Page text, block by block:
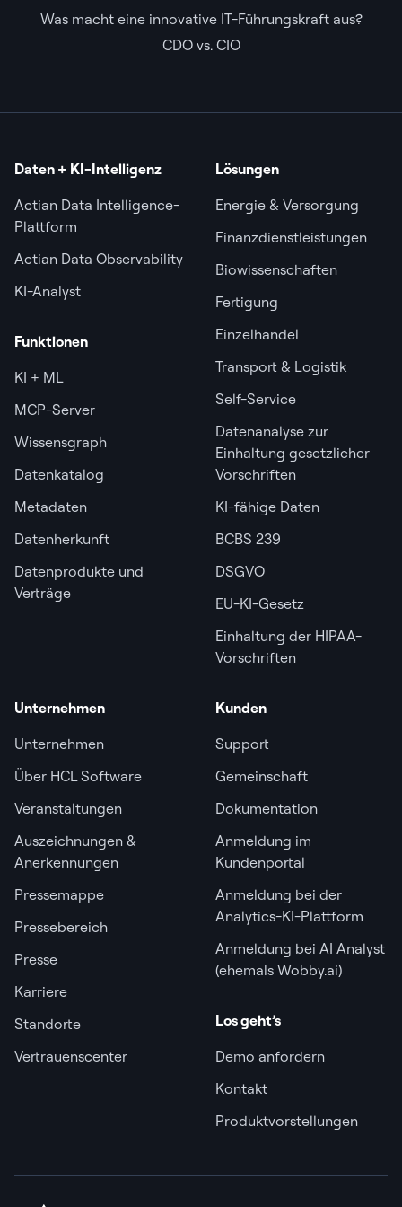
Was macht eine innovative IT-Führungskraft aus?
CDO vs. CIO
Daten + KI-Intelligenz
Actian Data Intelligence-
Plattform
Actian Data Observability
KI-Analyst
Funktionen
KI + ML
MCP-Server
Wissensgraph
Datenkatalog
Metadaten
Datenherkunft
Datenprodukte und
Verträge
Lösungen
Energie & Versorgung
Finanzdienstleistungen
Biowissenschaften
Fertigung
Einzelhandel
Transport & Logistik
Self-Service
Datenanalyse zur
Einhaltung gesetzlicher
Vorschriften
KI-fähige Daten
BCBS 239
DSGVO
EU-KI-Gesetz
Einhaltung der HIPAA-
Vorschriften
Unternehmen
Unternehmen
Über HCL Software
Veranstaltungen
Auszeichnungen &
Anerkennungen
Pressemappe
Pressebereich
Presse
Karriere
Standorte
Vertrauenscenter
Kunden
Support
Gemeinschaft
Dokumentation
Anmeldung im
Kundenportal
Anmeldung bei der
Analytics-KI-Plattform
Anmeldung bei AI Analyst
(ehemals Wobby.ai)
Los geht’s
Demo anfordern
Kontakt
Produktvorstellungen